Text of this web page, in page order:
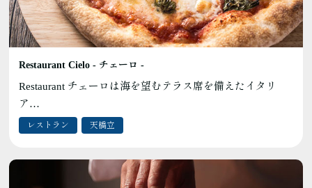
Restaurant Cielo - チェーロ -
Restaurant チェーロは海を望むテラス席を備えたイタリ
ア…
レストラン 天橋立